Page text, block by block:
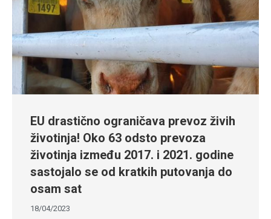
EU drastično ograničava prevoz živih
životinja! Oko 63 odsto prevoza
životinja između 2017. i 2021. godine
sastojalo se od kratkih putovanja do
osam sat
18/04/2023